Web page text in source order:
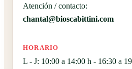
Atención / contacto:
chantal@bioscabittini.com
HORARIO
L - J: 10:00 a 14:00 h - 16:30 a